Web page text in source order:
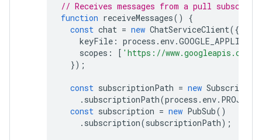
// Receives messages from a pull
function receiveMessages()
{
const chat = new ChatServiceClient({
keyFile : process . env.
scopes : [ 'https://www.googleapis.com/
});
const subscriptionPath = new
. subscriptionPath(process . env.
const subscription = new PubSub()
. subscription(subscriptionPath);